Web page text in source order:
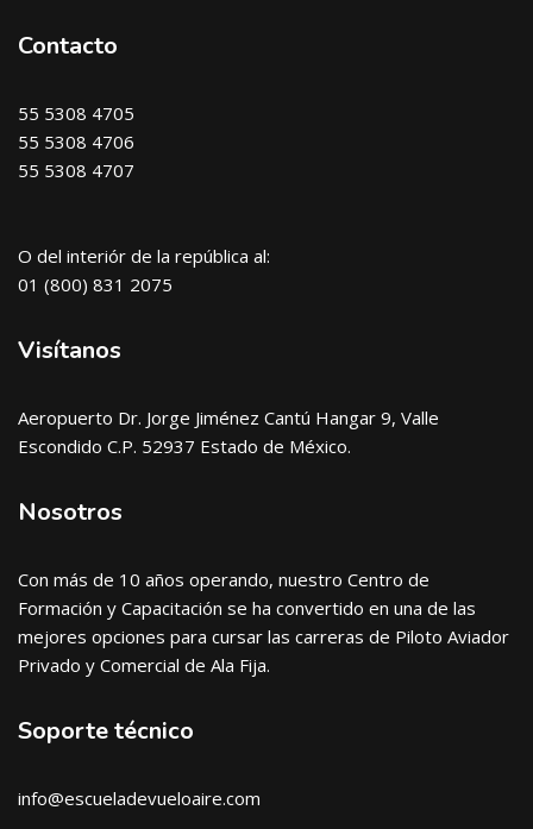
Contacto
55 5308 4705
55 5308 4706
55 5308 4707
O del interiór de la república al:
01 (800) 831 2075
Visítanos
Aeropuerto Dr. Jorge Jiménez Cantú Hangar 9, Valle
Escondido C.P. 52937 Estado de México.
Nosotros
Con más de 10 años operando, nuestro Centro de
Formación y Capacitación se ha convertido en una de las
mejores opciones para cursar las carreras de Piloto Aviador
Privado y Comercial de Ala Fija.
Soporte técnico
info@escueladevueloaire.com